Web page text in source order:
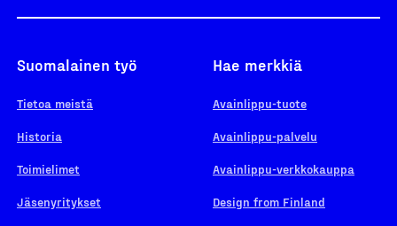
Suomalainen työ
Tietoa meistä
Historia
Toimielimet
Jäsenyritykset
Hae merkkiä
Avainlippu-tuote
Avainlippu-palvelu
Avainlippu-verkkokauppa
Design from Finland